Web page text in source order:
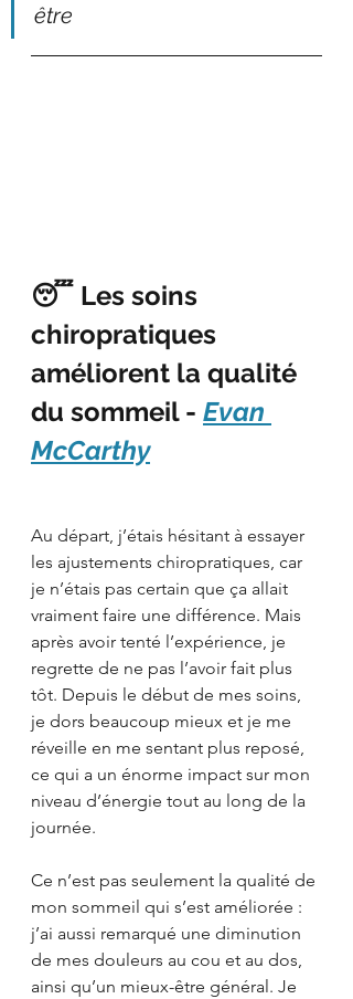
être
😴 Les soins
chiropratiques
améliorent la qualité
du sommeil - Evan
McCarthy
Au départ, j’étais hésitant à essayer
les ajustements chiropratiques, car
je n’étais pas certain que ça allait
vraiment faire une différence. Mais
après avoir tenté l’expérience, je
regrette de ne pas l’avoir fait plus
tôt. Depuis le début de mes soins,
je dors beaucoup mieux et je me
réveille en me sentant plus reposé,
ce qui a un énorme impact sur mon
niveau d’énergie tout au long de la
journée.
Ce n’est pas seulement la qualité de
mon sommeil qui s’est améliorée :
j’ai aussi remarqué une diminution
de mes douleurs au cou et au dos,
ainsi qu’un mieux-être général. Je